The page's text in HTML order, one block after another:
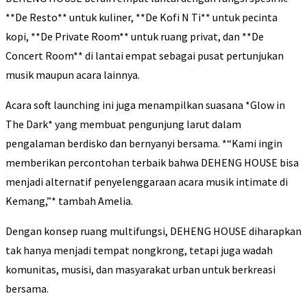
**De Resto** untuk kuliner, **De Kofi N Ti** untuk pecinta
kopi, **De Private Room** untuk ruang privat, dan **De
Concert Room** di lantai empat sebagai pusat pertunjukan
musik maupun acara lainnya.
Acara soft launching ini juga menampilkan suasana *Glow in
The Dark* yang membuat pengunjung larut dalam
pengalaman berdisko dan bernyanyi bersama. *“Kami ingin
memberikan percontohan terbaik bahwa DEHENG HOUSE bisa
menjadi alternatif penyelenggaraan acara musik intimate di
Kemang,”* tambah Amelia.
Dengan konsep ruang multifungsi, DEHENG HOUSE diharapkan
tak hanya menjadi tempat nongkrong, tetapi juga wadah
komunitas, musisi, dan masyarakat urban untuk berkreasi
bersama.